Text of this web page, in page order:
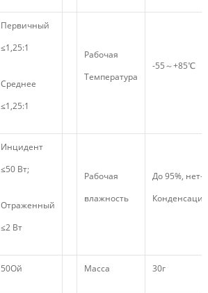
Первичный
≤1,25:1
Среднее
≤1,25:1
Рабочая
Температура
-55～+85℃
Инцидент
≤50 Вт;
Отраженный
≤2 Вт
Рабочая
влажность
До 95%, нет-
Конденсация
50Ой Масса 30г